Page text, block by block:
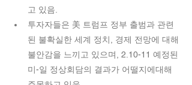
고 있음.
투자자들은 美 트럼프 정부 출범과 관련
된 불확실한 세계 정치, 경제 전망에 대해
불안감을 느끼고 있으며, 2.10-11 예정된
미-일 정상회담의 결과가 어떨지에대해